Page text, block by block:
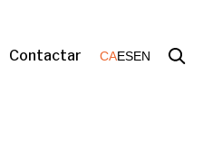
Contactar CAESEN